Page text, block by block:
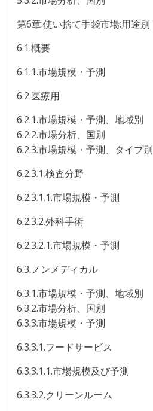
第6章:使い捨て手袋市場:用途別
6.1.概要
6.1.1.市場規模・予測
6.2.医療用
6.2.1.市場規模・予測、地域別
6.2.2.市場分析、国別
6.2.3.市場規模・予測、タイプ別
6.2.3.1.検査分野
6.2.3.1.1.市場規模・予測
6.2.3.2.外科手術
6.2.3.2.1.市場規模・予測
6.3.ノンメディカル
6.3.1.市場規模・予測、地域別
6.3.2.市場分析、国別
6.3.3.市場規模・予測
6.3.3.1.フードサービス
6.3.3.1.1.市場規模及び予測
6.3.3.2.クリーンルーム